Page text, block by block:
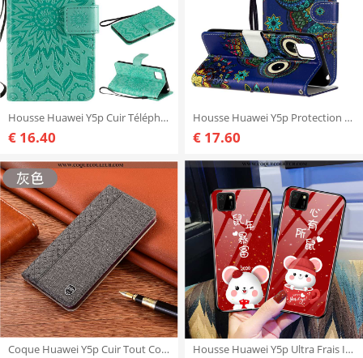
Housse Huawei Y5p Cuir Téléphone Portable Étui, Étui Huawei Y5p Protection Incassable Verte
€ 16.40
Housse Huawei Y5p Protection Clamshell Bleu, Étui Huawei Y5p Gaufrage Cuir Bleu
€ 17.60
Coque Huawei Y5p Cuir Tout Compris Gris, Housse Huawei Y5p Protection Gris Housse Huawei Y5p Ultra Frais Incassable, Étui Huawei Y5p Légère Coque Rouge